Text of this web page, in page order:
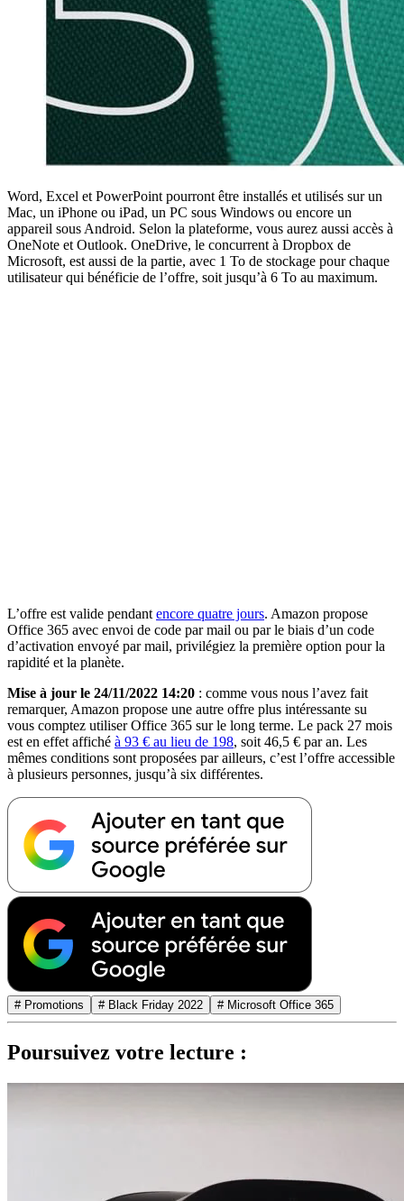
Word, Excel et PowerPoint pourront être installés et utilisés sur un
Mac, un iPhone ou iPad, un PC sous Windows ou encore un
appareil sous Android. Selon la plateforme, vous aurez aussi accès à
OneNote et Outlook. OneDrive, le concurrent à Dropbox de
Microsoft, est aussi de la partie, avec 1 To de stockage pour chaque
utilisateur qui bénéficie de l’offre, soit jusqu’à 6 To au maximum.
L’offre est valide pendant encore quatre jours. Amazon propose
Office 365 avec envoi de code par mail ou par le biais d’un code
d’activation envoyé par mail, privilégiez la première option pour la
rapidité et la planète.
Mise à jour le 24/11/2022 14:20 : comme vous nous l’avez fait
remarquer, Amazon propose une autre offre plus intéressante su
vous comptez utiliser Office 365 sur le long terme. Le pack 27 mois
est en effet affiché à 93 € au lieu de 198, soit 46,5 € par an. Les
mêmes conditions sont proposées par ailleurs, c’est l’offre accessible
à plusieurs personnes, jusqu’à six différentes.
# Promotions # Black Friday 2022 # Microsoft Office 365
Poursuivez votre lecture :